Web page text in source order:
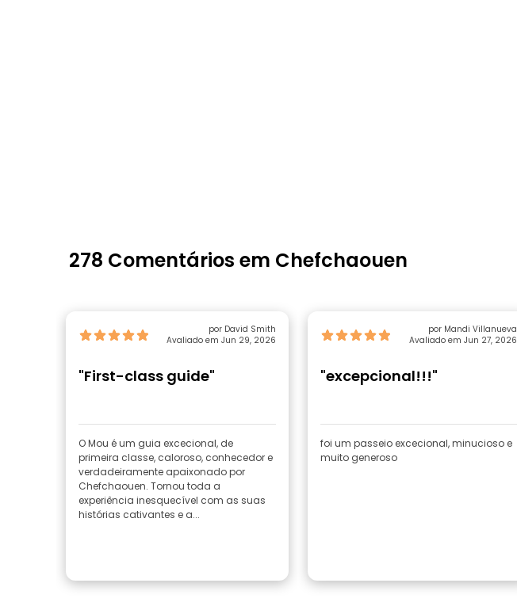
278 Comentários em Chefchaouen
por David Smith
Avaliado em Jun 29, 2026
"First-class guide"
O Mou é um guia excecional, de
primeira classe, caloroso, conhecedor e
verdadeiramente apaixonado por
Chefchaouen. Tornou toda a
experiência inesquecível com as suas
histórias cativantes e a...
por Mandi Villanueva
Avaliado em Jun 27, 2026
"excepcional!!!"
foi um passeio excecional, minucioso e
muito generoso